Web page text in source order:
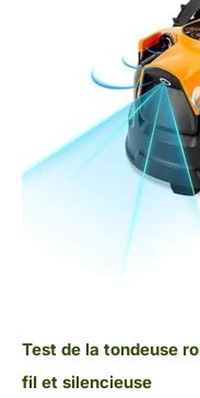
Test de la tondeuse
fil et silencieuse